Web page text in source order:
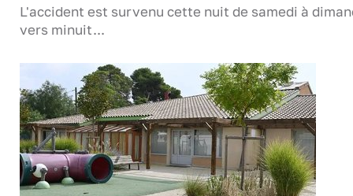
L'accident est survenu cette nuit de samedi à
vers minuit...